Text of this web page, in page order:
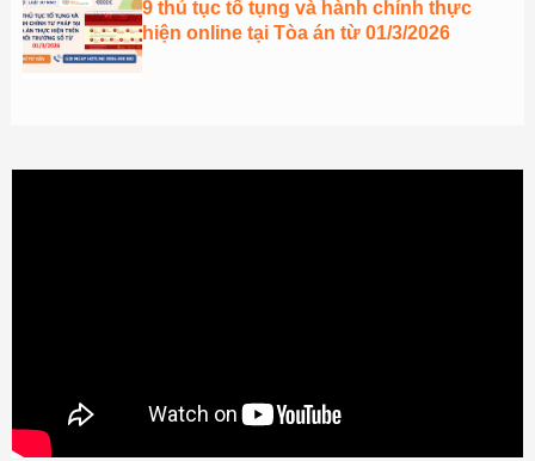
9 thủ tục tố tụng và hành chính thực
hiện online tại Tòa án từ 01/3/2026